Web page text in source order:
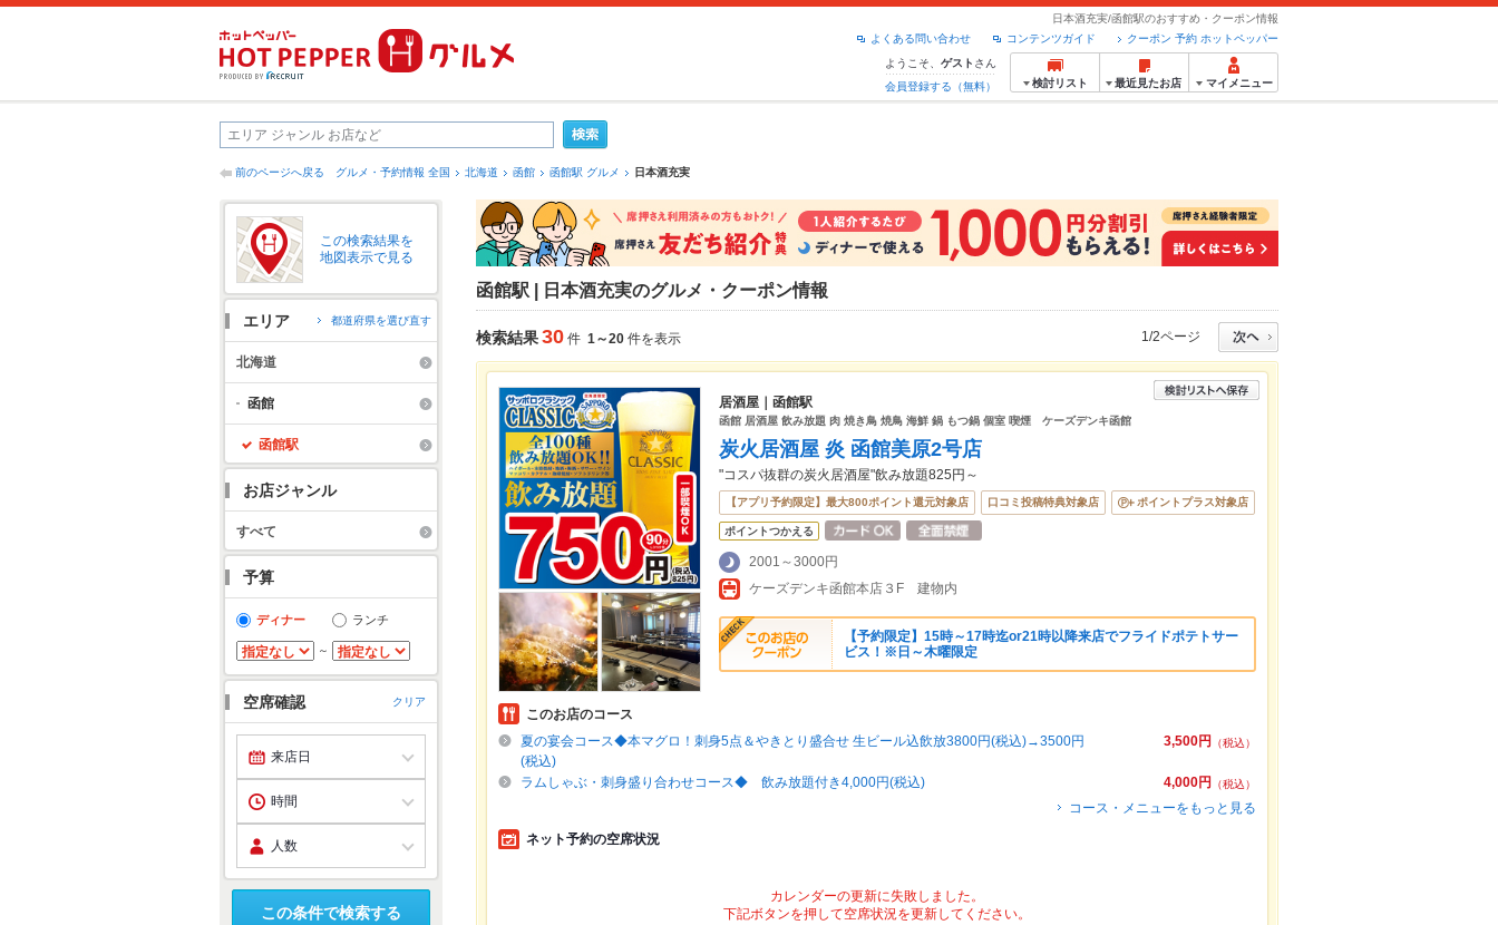
日本酒充実/函館駅のおすすめ・クーポン情報
クーポン 予約 ホットペッパー
コンテンツガイド
よくある問い合わせ
ようこそ、 ゲスト さん
会員登録する（無料）
検討リスト 最近見たお店 マイメニュー
前のページへ戻る グルメ・予約情報 全国 北海道 函館 函館駅 グルメ 日本酒充実
この検索結果を
地図表示で見る
エリア 都道府県を選び直す
北海道
函館
函館駅
お店ジャンル
すべて
予算
ディナー ランチ
～
空席確認 クリア
この条件で検索する
函館駅 | 日本酒充実のグルメ・クーポン情報
検索結果30 件 1～20 件を表示 1/2ページ
居酒屋｜函館駅
函館 居酒屋 飲み放題 肉 焼き鳥 焼鳥 海鮮 鍋 もつ鍋 個室 喫煙 ケーズデンキ函館
炭火居酒屋 炎 函館美原2号店
"コスパ抜群の炭火居酒屋"飲み放題825円～
【アプリ予約限定】最大800ポイント還元対象店 口コミ投稿特典対象店 ポイントプラス対象店
ポイントつかえる
2001～3000円
ケーズデンキ函館本店３F 建物内
【予約限定】15時～17時迄or21時以降来店でフライドポテトサー
ビス！※日～木曜限定
このお店のコース
3,500円
（税込）
夏の宴会コース◆本マグロ！刺身5点＆やきとり盛合せ 生ビール込飲放3800円(税込)→3500円
(税込)
4,000円
（税込）
ラムしゃぶ・刺身盛り合わせコース◆ 飲み放題付き4,000円(税込)
コース・メニューをもっと見る
ネット予約の空席状況
カレンダーの更新に失敗しました。
下記ボタンを押して空席状況を更新してください。